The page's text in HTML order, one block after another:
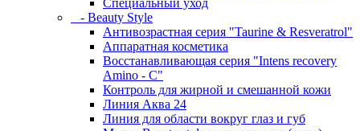
Специальный уход
- Beauty Style
Антивозрастная серия "Taurine & Resveratrol"
Аппаратная косметика
Восстанавливающая серия "Intens recovery
Amino - C"
Контроль для жирной и смешанной кожи
Линия Аква 24
Линия для области вокруг глаз и губ